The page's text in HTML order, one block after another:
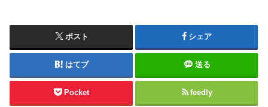
ポスト シェア
はてブ 送る
Pocket feedly